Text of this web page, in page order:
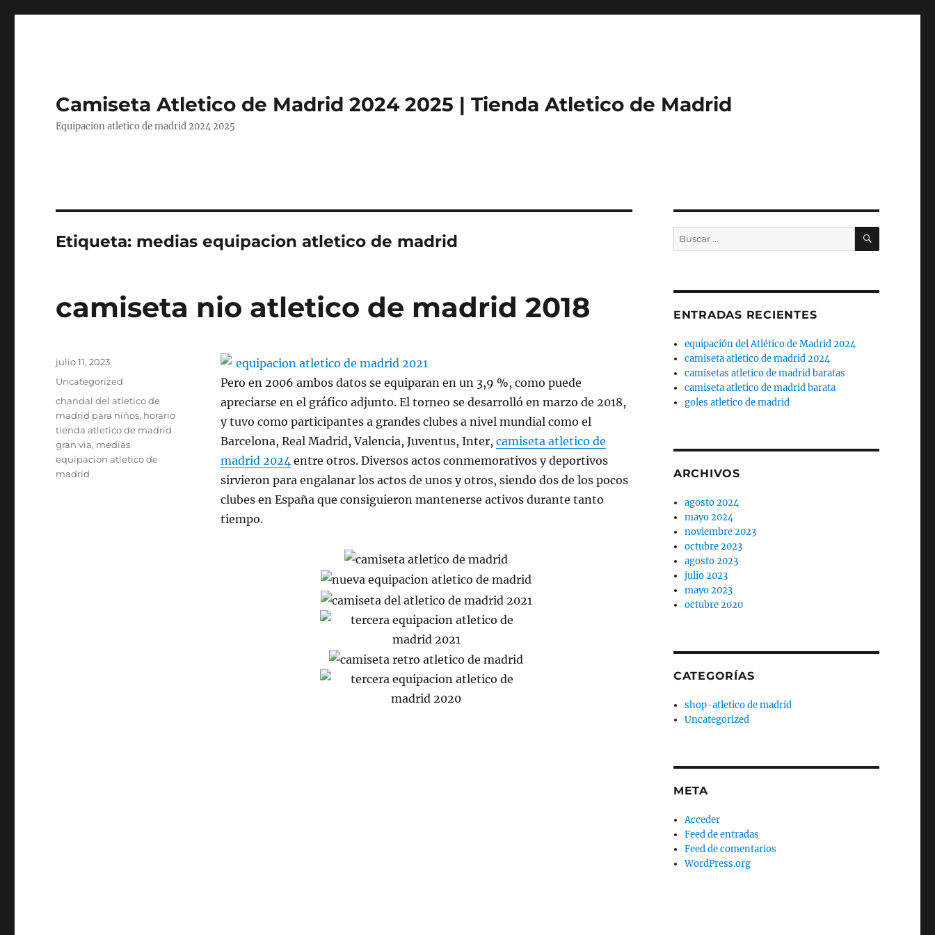
Camiseta Atletico de Madrid 2024 2025 | Tienda Atletico de Madrid
Equipacion atletico de madrid 2024 2025
Etiqueta: medias equipacion atletico de madrid
camiseta nio atletico de madrid 2018
Pero en 2006 ambos datos se equiparan en un 3,9 %, como puede
apreciarse en el gráfico adjunto. El torneo se desarrolló en marzo de 2018,
y tuvo como participantes a grandes clubes a nivel mundial como el
Barcelona, Real Madrid, Valencia, Juventus, Inter, camiseta atletico de
madrid 2024entre otros. Diversos actos conmemorativos y deportivos
sirvieron para engalanar los actos de unos y otros, siendo dos de los pocos
clubes en España que consiguieron mantenerse activos durante tanto
tiempo.
Publicado
julio 11, 2023
Categorías
Uncategorized
Etiquetas
chandal del atletico de
madrid para niños, horario
tienda atletico de madrid
gran via, medias
equipacion atletico de
madrid
Buscar
por:
BUSCAR
ENTRADAS RECIENTES
equipación del Atlético de Madrid 2024
camiseta atletico de madrid 2024
camisetas atletico de madrid baratas
camiseta atletico de madrid barata
goles atletico de madrid
ARCHIVOS
agosto 2024
mayo 2024
noviembre 2023
octubre 2023
agosto 2023
julio 2023
mayo 2023
octubre 2020
CATEGORÍAS
shop-atletico de madrid
Uncategorized
META
Acceder
Feed de entradas
Feed de comentarios
WordPress.org